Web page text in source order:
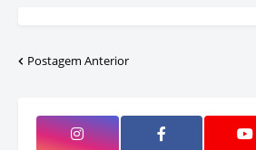
Postagem Anterior